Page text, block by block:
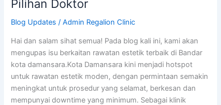
Pilihan Doktor
Blog Updates /Admin Regalion Clinic
Hai dan salam sihat semua! Pada blog kali ini, kami akan
mengupas isu berkaitan rawatan estetik terbaik di Bandar
kota damansara.Kota Damansara kini menjadi hotspot
untuk rawatan estetik moden, dengan permintaan semakin
meningkat untuk prosedur yang selamat, berkesan dan
mempunyai downtime yang minimum. Sebagai klinik